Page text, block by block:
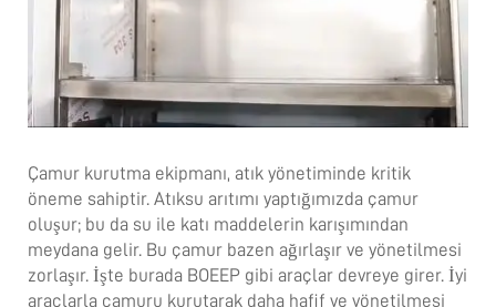
Çamur kurutma ekipmanı, atık yönetiminde kritik
öneme sahiptir. Atıksu arıtımı yaptığımızda çamur
oluşur; bu da su ile katı maddelerin karışımından
meydana gelir. Bu çamur bazen ağırlaşır ve yönetilmesi
zorlaşır. İşte burada BOEEP gibi araçlar devreye girer. İyi
araçlarla çamuru kurutarak daha hafif ve yönetilmesi